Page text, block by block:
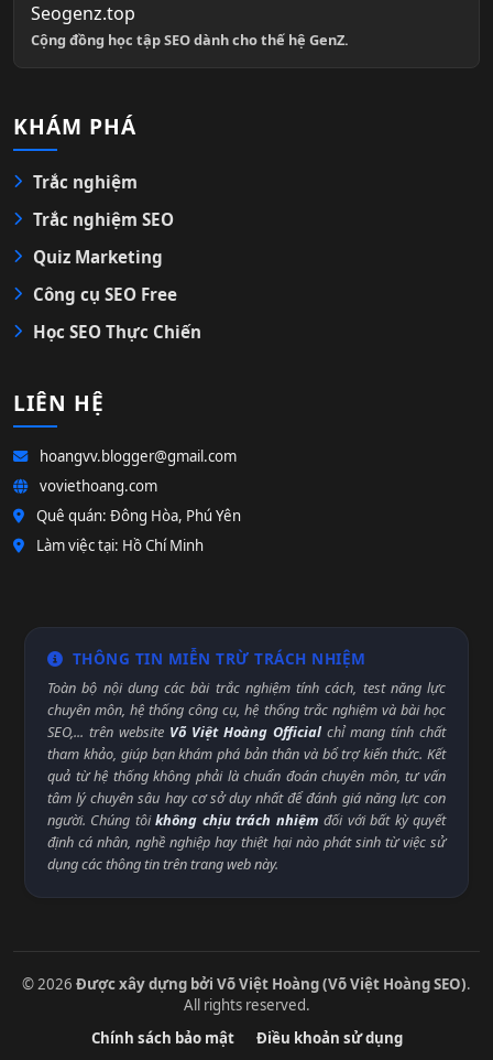
Seogenz.top
Cộng đồng học tập SEO dành cho thế hệ GenZ.
KHÁM PHÁ
Trắc nghiệm
Trắc nghiệm SEO
Quiz Marketing
Công cụ SEO Free
Học SEO Thực Chiến
LIÊN HỆ
hoangvv.blogger@gmail.com
voviethoang.com
Quê quán: Đông Hòa, Phú Yên
Làm việc tại: Hồ Chí Minh
THÔNG TIN MIỄN TRỪ TRÁCH NHIỆM
Toàn bộ nội dung các bài trắc nghiệm tính cách, test năng lực
chuyên môn, hệ thống công cụ, hệ thống trắc nghiệm và bài học
SEO,... trên website Võ Việt Hoàng Official chỉ mang tính chất
tham khảo, giúp bạn khám phá bản thân và bổ trợ kiến thức. Kết
quả từ hệ thống không phải là chuẩn đoán chuyên môn, tư vấn
tâm lý chuyên sâu hay cơ sở duy nhất để đánh giá năng lực con
người. Chúng tôikhông chịu trách nhiệm đối với bất kỳ quyết
định cá nhân, nghề nghiệp hay thiệt hại nào phát sinh từ việc sử
dụng các thông tin trên trang web này.
© 2026 Được xây dựng bởi Võ Việt Hoàng (Võ Việt Hoàng SEO).
All rights reserved.
Chính sách bảo mật
Điều khoản sử dụng